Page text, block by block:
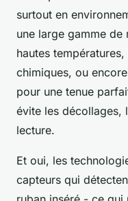
surtout en
une large gamme
hautes
chimiques, ou
pour une tenue
évite les décollages,
lecture.
Et oui, les
capteurs qui